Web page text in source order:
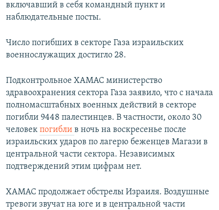
включавший в себя командный пункт и
наблюдательные посты.
Число погибших в секторе Газа израильских
военнослужащих достигло 28.
Подконтрольное ХАМАС министерство
здравоохранения сектора Газа заявило, что с начала
полномасштабных военных действий в секторе
погибли 9448 палестинцев. В частности, около 30
человек погибли в ночь на воскресенье после
израильских ударов по лагерю беженцев Магази в
центральной части сектора. Независимых
подтверждений этим цифрам нет.
ХАМАС продолжает обстрелы Израиля. Воздушные
тревоги звучат на юге и в центральной части